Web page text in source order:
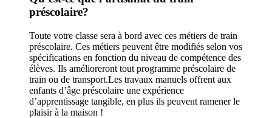
préscolaire?
Toute votre classe sera à bord avec ces métiers de train
préscolaire. Ces métiers peuvent être modifiés selon vos
spécifications en fonction du niveau de compétence des
élèves. Ils amélioreront tout programme préscolaire de
train ou de transport.Les travaux manuels offrent aux
enfants d’âge préscolaire une expérience
d’apprentissage tangible, en plus ils peuvent ramener le
plaisir à la maison !